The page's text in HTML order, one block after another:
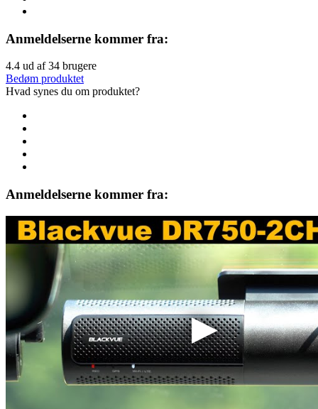
Anmeldelserne kommer fra:
4.4 ud af34 brugere
Bedøm produktet
Hvad synes du om produktet?
Anmeldelserne kommer fra: